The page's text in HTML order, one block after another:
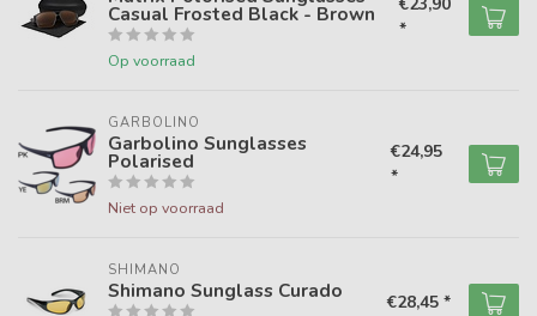
Casual Frosted Black - Brown
Op voorraad
*
GARBOLINO
Garbolino Sunglasses
Polarised
Niet op voorraad
€24,95
*
SHIMANO
Shimano Sunglass Curado €28,45 *